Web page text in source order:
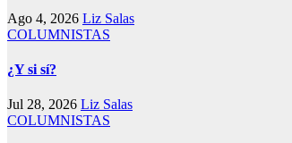
Ago 4, 2026 Liz Salas
COLUMNISTAS
¿Y si sí?
Jul 28, 2026 Liz Salas
COLUMNISTAS